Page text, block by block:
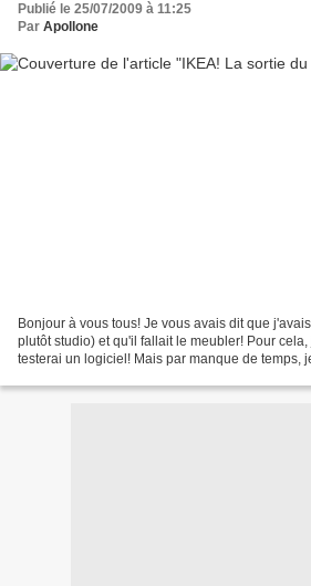
Publié le 25/07/2009 à 11:25
Par Apollone
Bonjour à vous tous! Je vous avais dit que
plutôt studio) et qu'il fallait le meubler! Pour
testerai un logiciel! Mais par manque de temps,